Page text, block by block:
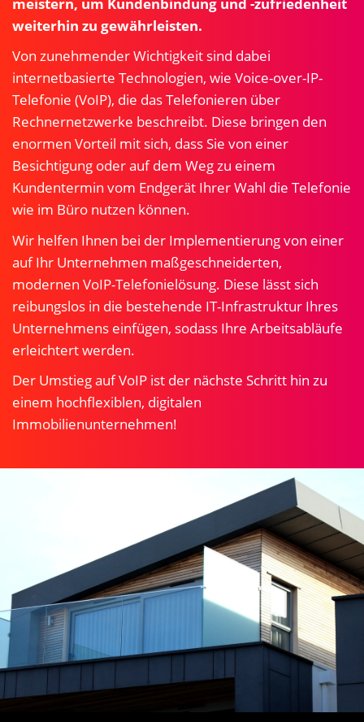
weiterhin zu gewährleisten.
Von zunehmender Wichtigkeit sind dabei
internetbasierte Technologien, wie Voice-over-IP-
Telefonie (VoIP), die das Telefonieren über
Rechnernetzwerke beschreibt. Diese bringen den
enormen Vorteil mit sich, dass Sie von einer
Besichtigung oder auf dem Weg zu einem
Kundentermin vom Endgerät Ihrer Wahl die Telefonie
wie im Büro nutzen können.
Wir helfen Ihnen bei der Implementierung von einer
auf Ihr Unternehmen maßgeschneiderten,
modernen VoIP-Telefonielösung. Diese lässt sich
reibungslos in die bestehende IT-Infrastruktur Ihres
Unternehmens einfügen, sodass Ihre Arbeitsabläufe
erleichtert werden.
Der Umstieg auf VoIP ist der nächste Schritt hin zu
einem hochflexiblen, digitalen
Immobilienunternehmen!